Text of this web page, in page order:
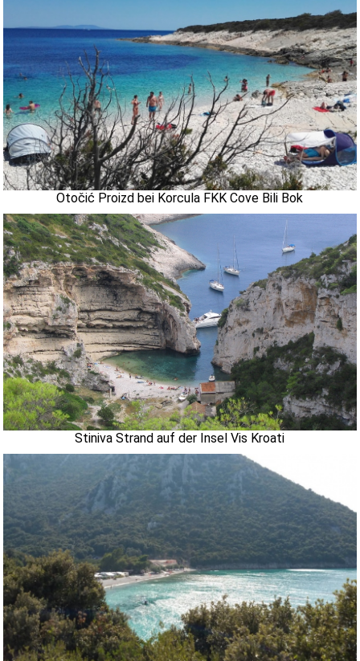
Otočić Proizd bei Korcula FKK Cove Bili Bok
Stiniva Strand auf der Insel Vis Kroati